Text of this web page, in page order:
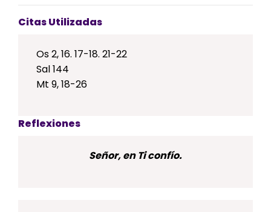
Citas Utilizadas
Os 2, 16. 17-18. 21-22
Sal 144
Mt 9, 18-26
Reflexiones
Señor, en Ti confío.